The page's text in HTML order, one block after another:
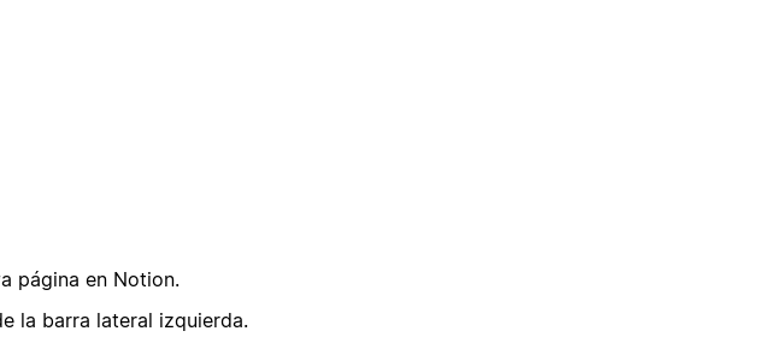
página en Notion.
la barra lateral izquierda.